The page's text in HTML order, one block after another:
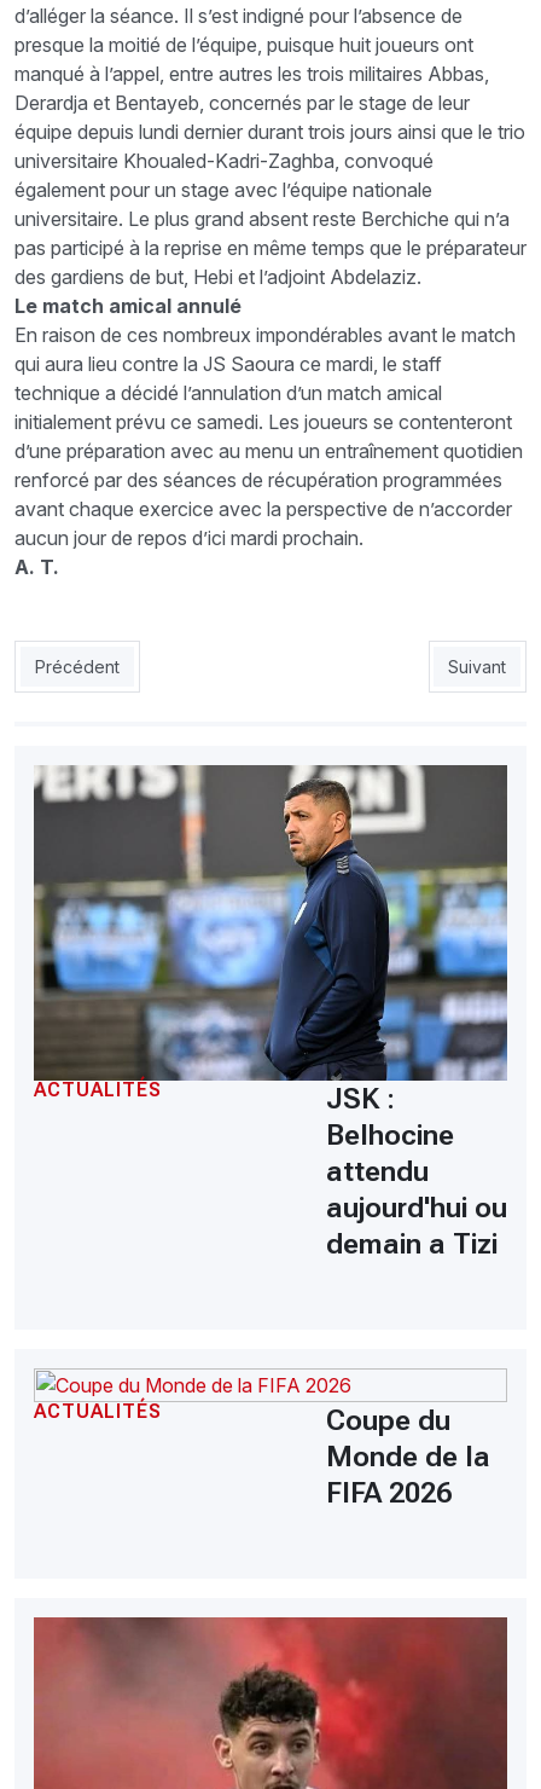
d’alléger la séance. Il s’est indigné pour l’absence de
presque la moitié de l’équipe, puisque huit joueurs ont
manqué à l’appel, entre autres les trois militaires Abbas,
Derardja et Bentayeb, concernés par le stage de leur
équipe depuis lundi dernier durant trois jours ainsi que le trio
universitaire Khoualed-Kadri-Zaghba, convoqué
également pour un stage avec l’équipe nationale
universitaire. Le plus grand absent reste Berchiche qui n’a
pas participé à la reprise en même temps que le préparateur
des gardiens de but, Hebi et l’adjoint Abdelaziz.
Le match amical annulé
En raison de ces nombreux impondérables avant le match
qui aura lieu contre la JS Saoura ce mardi, le staff
technique a décidé l’annulation d’un match amical
initialement prévu ce samedi. Les joueurs se contenteront
d’une préparation avec au menu un entraînement quotidien
renforcé par des séances de récupération programmées
avant chaque exercice avec la perspective de n’accorder
aucun jour de repos d’ici mardi prochain.
A. T.
Article précédent : JSK : Le staff prépare la paire Bouaïcha-
Précédent Article
Suivant
ACTUALITÉS
JSK :
Belhocine
attendu
aujourd'hui ou
demain a Tizi
ACTUALITÉS
Coupe du
Monde de la
FIFA 2026